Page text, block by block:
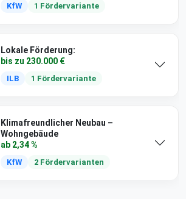
KfW 1 Fördervariante
Lokale Förderung:
bis zu 230.000 €
ILB 1 Fördervariante
Klimafreundlicher Neubau –
Wohngebäude
ab 2,34 %
KfW 2 Fördervarianten